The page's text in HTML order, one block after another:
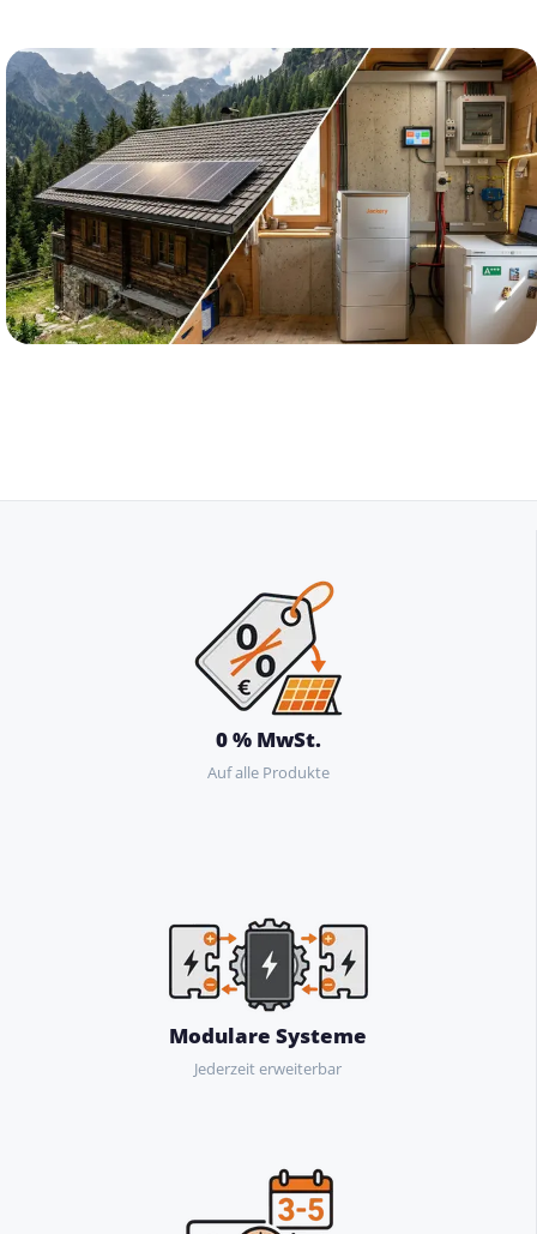
0 % MwSt.
Auf alle Produkte
Modulare Systeme
Jederzeit erweiterbar